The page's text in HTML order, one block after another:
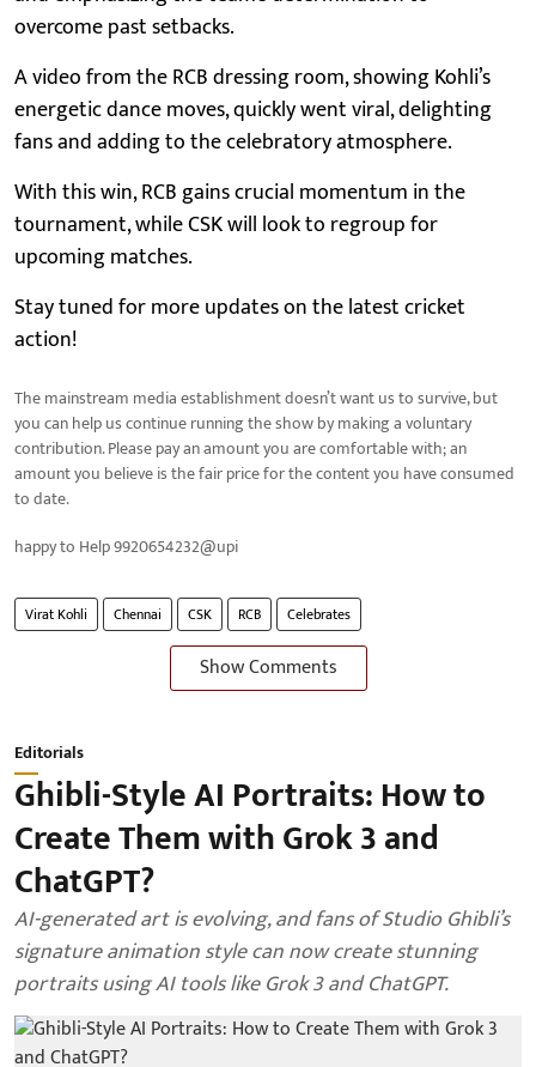
overcome past setbacks.
A video from the RCB dressing room, showing Kohli’s
energetic dance moves, quickly went viral, delighting
fans and adding to the celebratory atmosphere.
With this win, RCB gains crucial momentum in the
tournament, while CSK will look to regroup for
upcoming matches.
Stay tuned for more updates on the latest cricket
action!
The mainstream media establishment doesn’t want us to survive, but
you can help us continue running the show by making a voluntary
contribution. Please pay an amount you are comfortable with; an
amount you believe is the fair price for the content you have consumed
to date.
happy to Help 9920654232@upi
Virat Kohli Chennai CSK RCB Celebrates
Show Comments
Editorials
Ghibli-Style AI Portraits: How to
Create Them with Grok 3 and
ChatGPT?
AI-generated art is evolving, and fans of Studio Ghibli’s
signature animation style can now create stunning
portraits using AI tools like Grok 3 and ChatGPT.